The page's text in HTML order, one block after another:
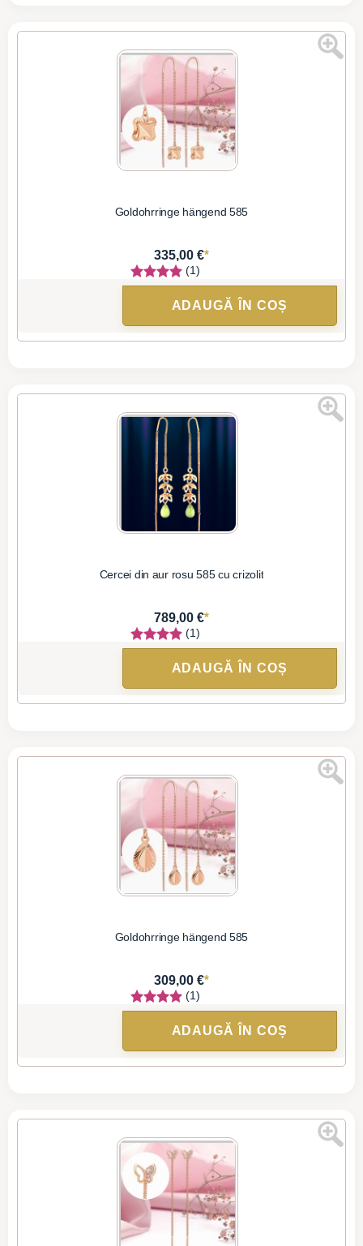
Goldohrringe hängend 585
335,00 €*
(1)
ADAUGĂ ÎN COȘ
Cercei din aur rosu 585 cu crizolit
789,00 €*
(1)
ADAUGĂ ÎN COȘ
Goldohrringe hängend 585
309,00 €*
(1)
ADAUGĂ ÎN COȘ